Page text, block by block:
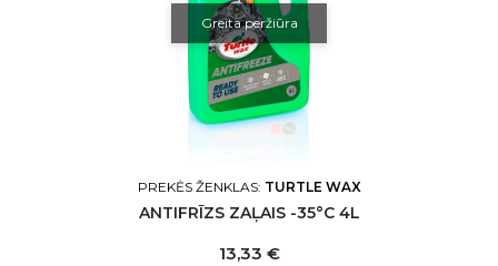
Greita peržiūra
PREKĖS ŽENKLAS: TURTLE WAX
ANTIFRĪZS ZAĻAIS -35°C 4L
Kaina
13,33 €